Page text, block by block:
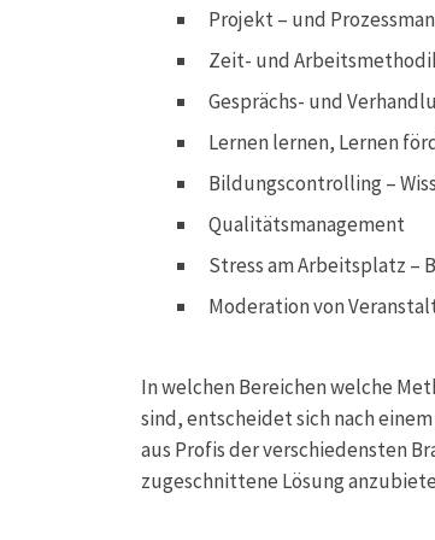
Projekt – und
Zeit- und
Gesprächs- und
Lernen lernen, Lernen
Bildungscontrolling –
Qualitätsmanagement
Stress am Arbeitsplatz –
Moderation von
In welchen Bereichen welche
sind, entscheidet sich nach
aus Profis der verschiedensten
zugeschnittene Lösung